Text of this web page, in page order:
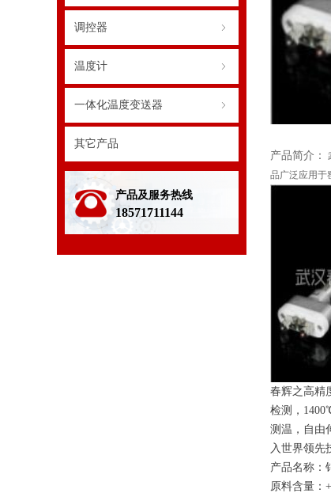
产品及服务热线
18571711144
ꁇ
调控器
ꁇ
温度计
ꁇ
一体化温度变送器
其它产品
产品简介：
品广泛应用于
春辉之高精
检测 ， 1400
测温，自由
入世界领先
产品名称：
原料含量 ： +